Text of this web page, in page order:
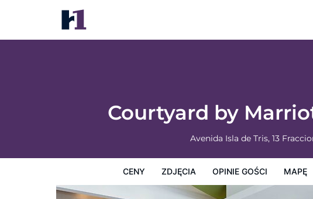
Courtyard by
Avenida Isla de Tris, 13
CENY ZDJĘCIA OPINIE GOŚCI MAPĘ
Courtyard by Marriott Ciudad del Carmen Campeche
Ceny Zdjęcia